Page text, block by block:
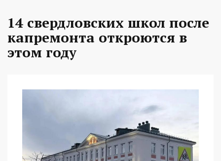
14 свердловских школ после
капремонта откроются в
этом году